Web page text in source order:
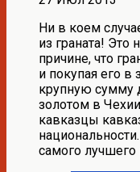
Ни в коем
из граната! Это
причине, что
и покупая его в
крупную сумму
золотом в
кавказцы
самого лучшего